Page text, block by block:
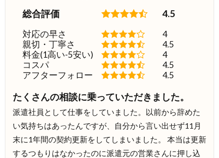
総合評価 4.5
対応の早さ
4
親切・丁寧さ
4.5
料金(1高い-5安い)
4
コスパ
4.5
アフターフォロー
4.5
たくさんの相談に乗っていただきました。
派遣社員として仕事をしていました。以前から辞めた
い気持ちはあったんですが、自分から言い出せず11月
末に1年間の契約更新をしてしまいました。 本当は更新
するつもりはなかったのに派遣元の営業さんに押し込